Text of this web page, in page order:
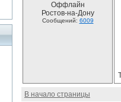
Оффлайн
Ростов-на-Дону
Сообщений: 6009
В начало страницы